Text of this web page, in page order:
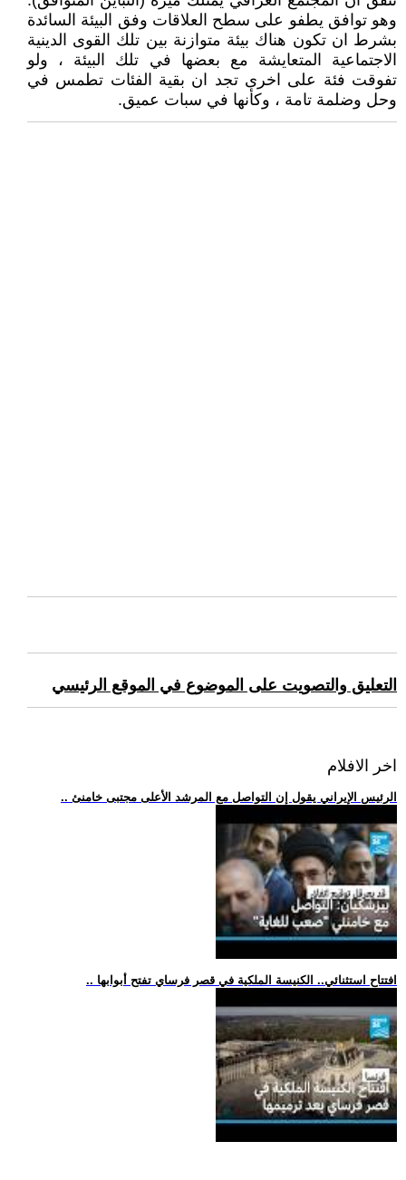
وهو توافق يطفو على سطح العلاقات وفق البيئة السائدة
بشرط ان تكون هناك بيئة متوازنة بين تلك القوى الدينية
الاجتماعية المتعايشة مع بعضها في تلك البيئة ، ولو
تفوقت فئة على اخرى تجد ان بقية الفئات تطمس في
وحل وضلمة تامة ، وكأنها في سبات عميق.
التعليق والتصويت على الموضوع في الموقع الرئيسي
اخر الافلام
.. الرئيس الإيراني يقول إن التواصل مع المرشد الأعلى مجتبى خامنئ
.. افتتاح استثنائي.. الكنيسة الملكية في قصر فرساي تفتح أبوابها